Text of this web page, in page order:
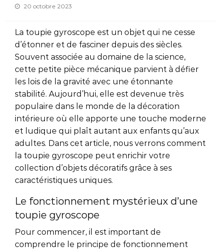
Posted
20 octobre 2023
La toupie gyroscope est un objet qui ne cesse
d’étonner et de fasciner depuis des siècles.
Souvent associée au domaine de la science,
cette petite pièce mécanique parvient à défier
les lois de la gravité avec une étonnante
stabilité. Aujourd’hui, elle est devenue très
populaire dans le monde de la décoration
intérieure où elle apporte une touche moderne
et ludique qui plaît autant aux enfants qu’aux
adultes. Dans cet article, nous verrons comment
la toupie gyroscope peut enrichir votre
collection d’objets décoratifs grâce à ses
caractéristiques uniques.
Le fonctionnement mystérieux d’une
toupie gyroscope
Pour commencer, il est important de
comprendre le principe de fonctionnement